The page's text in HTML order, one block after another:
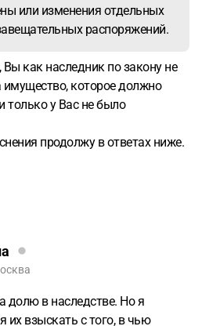
или изменения отдельных
распоряжений.
как наследник по закону не
имущество, которое должно
только у Вас не было
продолжу в ответах ниже.
долю в наследстве. Но я
их взыскать с того, в чью